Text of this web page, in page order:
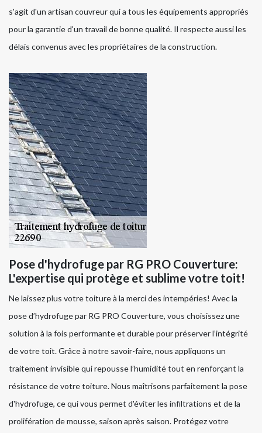
s'agit d'un artisan couvreur qui a tous les équipements appropriés
pour la garantie d'un travail de bonne qualité. Il respecte aussi les
délais convenus avec les propriétaires de la construction.
Pose d'hydrofuge par RG PRO Couverture:
L'expertise qui protège et sublime votre toit!
Ne laissez plus votre toiture à la merci des intempéries! Avec la
pose d’hydrofuge par RG PRO Couverture, vous choisissez une
solution à la fois performante et durable pour préserver l’intégrité
de votre toit. Grâce à notre savoir-faire, nous appliquons un
traitement invisible qui repousse l’humidité tout en renforçant la
résistance de votre toiture. Nous maîtrisons parfaitement la pose
d'hydrofuge, ce qui vous permet d'éviter les infiltrations et de la
prolifération de mousse, saison après saison. Protégez votre